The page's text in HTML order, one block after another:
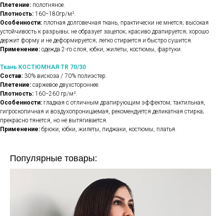
Плетение: полотняное.
Плотность: 160−180гр/м².
Особенности: плотная долговечная ткань, практически не мнется; высокая
устойчивость к разрывы; не образует зацепок; красиво драпируется; хорошо
держит форму и не деформируется; легко стирается и быстро сушится.
Применение: одежда 2-го слоя, юбки, жилеты, костюмы, фартуки.
Ткань КОСТЮМНАЯ TR 70/30
Состав: 30% вискоза / 70% полиэстер.
Плетение: саржевое двухстороннее.
Плотность: 160−260 гр/м².
Особенности: гладкая с отличным драпирующим эффектом; тактильная,
гигроскопичная и воздухопроницаемая, рекомендуется деликатная стирка;
прекрасно тянется, но не вытягивается.
Применение: брюки, юбки, жилеты, пиджаки, костюмы, платья.
Популярные товары: